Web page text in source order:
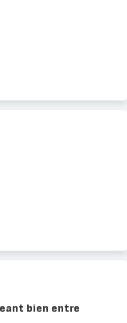
bien entre